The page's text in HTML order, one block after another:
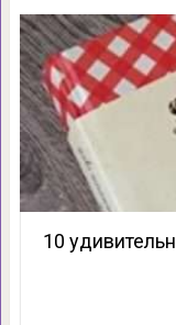
10